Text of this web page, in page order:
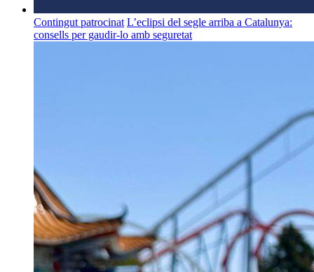
Contingut patrocinat L’eclipsi del segle arriba a Catalunya:
consells per gaudir-lo amb seguretat